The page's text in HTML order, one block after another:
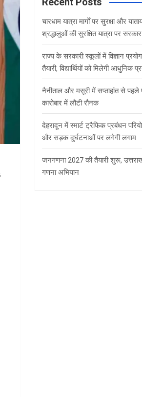
चारधाम यात्रा मार्गों पर सुरक्षा और
श्रद्धालुओं की सुरक्षित यात्रा पर
राज्य के सरकारी स्कूलों में विज्ञान
तैयारी, विद्यार्थियों को मिलेगी आधुनिक
नैनीताल और मसूरी में सप्ताहांत से पहले
कारोबार में लौटी रौनक
देहरादून में स्मार्ट ट्रैफिक प्रबंधन
और सड़क दुर्घटनाओं पर लगेगी लगाम
जनगणना 2027 की तैयारी शुरू,
गणना अभियान